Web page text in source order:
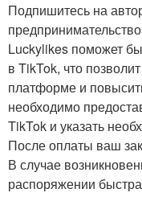
Подпишитесь на
Luckylikes поможет
в TikTok, что
платформе и
необходимо
TikTok и указать
После оплаты ваш
В случае
распоряжении